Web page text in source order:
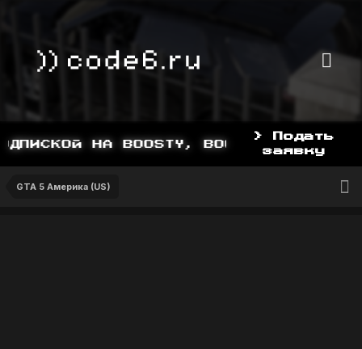
НА BOOSTY, BOOSTY.TO/YDDY
> Подать
заявку
GTA 5 Америка (US)